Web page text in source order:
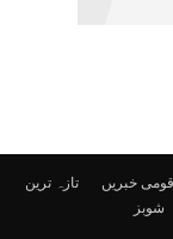
تازہ ترین قومی خبریں
شوبز